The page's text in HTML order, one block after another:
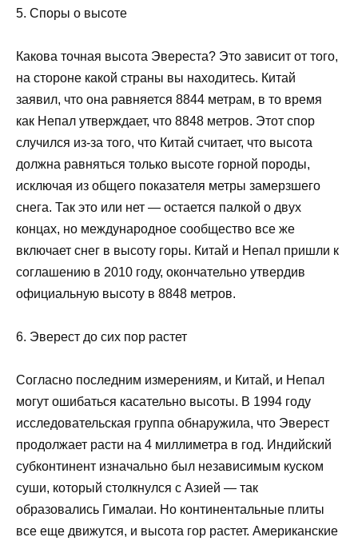
5. Споры о высоте
Какова точная высота Эвереста? Это зависит от того,
на стороне какой страны вы находитесь. Китай
заявил, что она равняется 8844 метрам, в то время
как Непал утверждает, что 8848 метров. Этот спор
случился из-за того, что Китай считает, что высота
должна равняться только высоте горной породы,
исключая из общего показателя метры замерзшего
снега. Так это или нет — остается палкой о двух
концах, но международное сообщество все же
включает снег в высоту горы. Китай и Непал пришли к
соглашению в 2010 году, окончательно утвердив
официальную высоту в 8848 метров.
6. Эверест до сих пор растет
Согласно последним измерениям, и Китай, и Непал
могут ошибаться касательно высоты. В 1994 году
исследовательская группа обнаружила, что Эверест
продолжает расти на 4 миллиметра в год. Индийский
субконтинент изначально был независимым куском
суши, который столкнулся с Азией — так
образовались Гималаи. Но континентальные плиты
все еще движутся, и высота гор растет. Американские